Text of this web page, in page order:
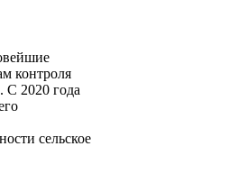
контроля
С 2020 года
сельское